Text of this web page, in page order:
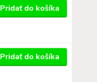
Pridať do košíka
Pridať do košíka